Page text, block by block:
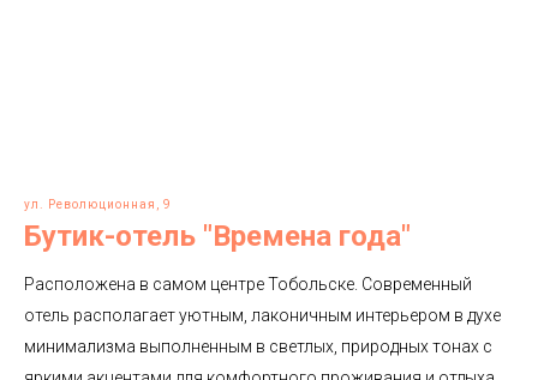
ул. Революционная, 9
Бутик-отель "Времена года"
Расположена в самом центре Тобольске. Современный
отель располагает уютным, лаконичным интерьером в духе
минимализма выполненным в светлых, природных тонах с